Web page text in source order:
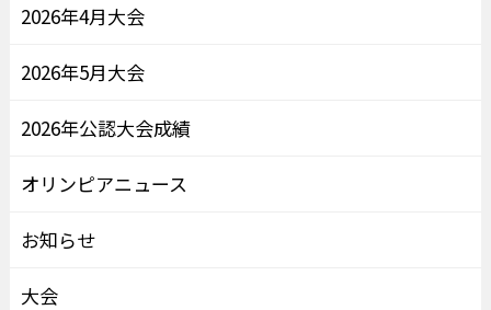
2026年4月大会
2026年5月大会
2026年公認大会成績
オリンピアニュース
お知らせ
大会